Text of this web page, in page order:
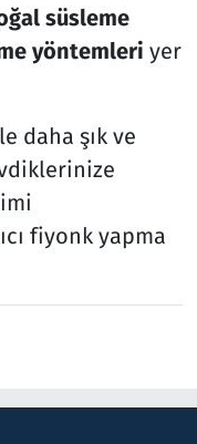
süsleme
yöntemleri yer
daha şık ve
fiyonk yapma